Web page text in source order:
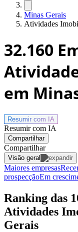
Minas Gerais
Atividades
32.160
em
Resumir com IA
Resumir com IA
Compartilhar
Compartilhar
Visão geral
Maiores empresas
prospecçãoEm
Ranking das
Atividades
Gerais